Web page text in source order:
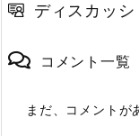
ディスカッシ
コメント一覧
まだ、コメントが